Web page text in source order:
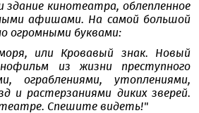
здание кинотеатра, облепленное
афишами. На самой большой
огромными буквами:
или Кровавый знак. Новый
из жизни преступного
ограблениями, утоплениями,
и растерзаниями диких зверей.
Спешите видеть!"